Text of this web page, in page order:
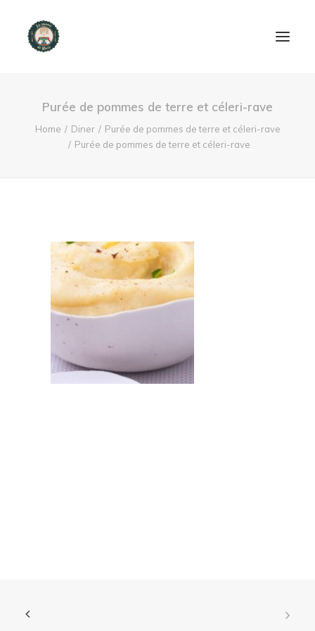
ACCUEIL
PRODUITS ET SERVICES
SEARCH
Purée de pommes de terre et céleri-rave
Home Diner
Purée de pommes de terre et céleri-rave
Purée de pommes de terre et céleri-rave